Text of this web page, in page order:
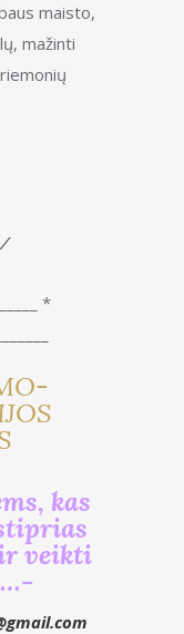
maisto,
mažinti
*
kas
veikti